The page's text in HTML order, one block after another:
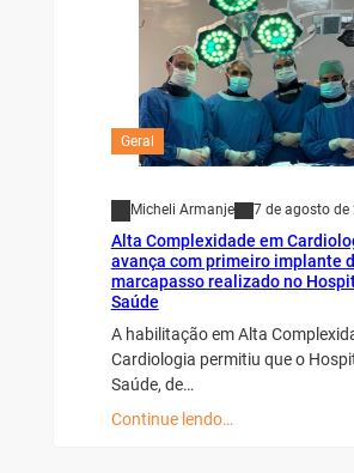
Geral
Micheli Armanje 7 de agosto de
Alta Complexidade em
avança com primeiro implante
marcapasso realizado no
Saúde
A habilitação em Alta
Cardiologia permitiu que o
Saúde, de…
Continue lendo…